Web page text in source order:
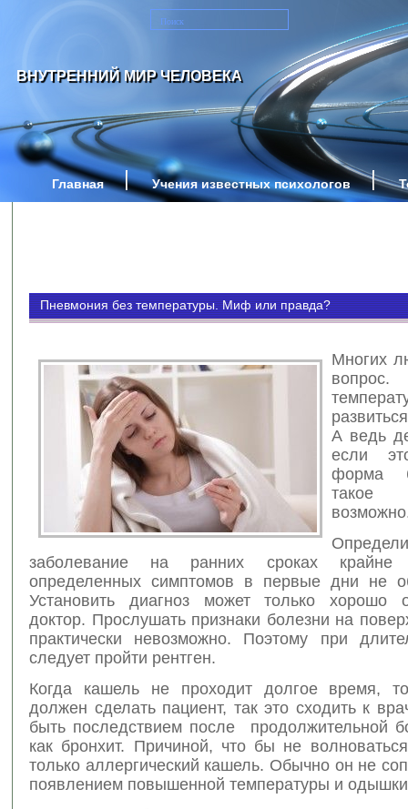
ВНУТРЕННИЙ МИР ЧЕЛОВЕКА
Главная Учения известных психологов
Пневмония без температуры. Миф или правда?
Многих
А ведь
если
форма
заболевание на ранних сроках крайне
определенных симптомов в первые дни не
Установить диагноз может только хорошо
доктор. Прослушать признаки болезни на
практически невозможно. Поэтому при
следует пройти рентген.
Когда кашель не проходит долгое время,
должен сделать пациент, так это сходить к
быть последствием после продолжительной
как бронхит. Причиной, что бы не
только аллергический кашель. Обычно он не
появлением повышенной температуры и